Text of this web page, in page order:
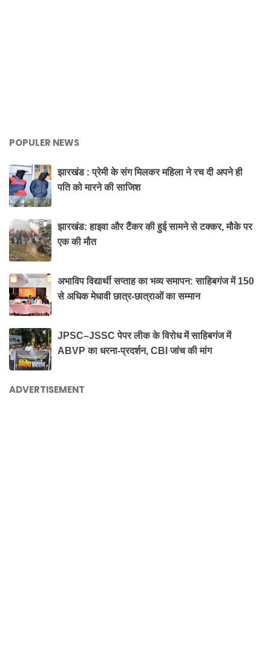
POPULER NEWS
झारखंड : प्रेमी के संग मिलकर महिला ने रच दी अपने ही
पति को मारने की साजिश
झारखंड: हाइवा और टैंकर की हुई सामने से टक्कर, मौके पर
एक की मौत
अभाविप विद्यार्थी सप्ताह का भव्य समापन: साहिबगंज में 150
से अधिक मेधावी छात्र-छात्राओं का सम्मान
JPSC–JSSC पेपर लीक के विरोध में साहिबगंज में
ABVP का धरना-प्रदर्शन, CBI जांच की मांग
ADVERTISEMENT